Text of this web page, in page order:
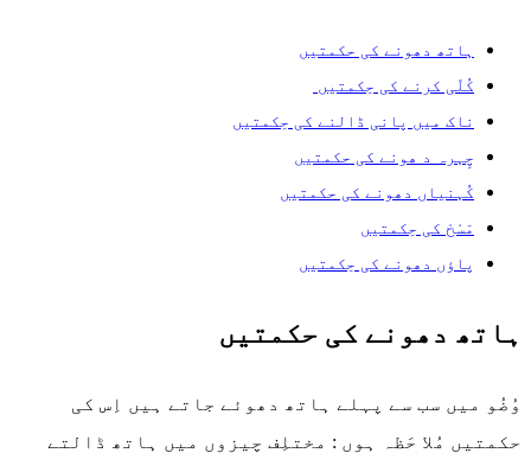
ہاتھ دھونے کی حکمتیں
کُلّی کرنے کی حِکمتیں
ناک میں پانی ڈالنے کی حِکمتیں
چِہرہ د ھونے کی حکمتیں
کُہنیاں دھونے کی حکمتیں
مَسْحْ کی حِکمتیں
پاؤں دھونے کی حِکمتیں
ہاتھ دھونے کی حکمتیں
وُضُو میں سب سے پہلے ہاتھ دھوئے جاتے ہیں اِس کی
حکمتیں مُلا حَظہ ہوں : مختلِف چیزوں میں ہاتھ ڈالتے